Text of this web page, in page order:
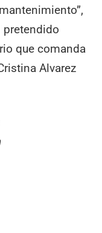
pretendido
que comanda
Alvarez